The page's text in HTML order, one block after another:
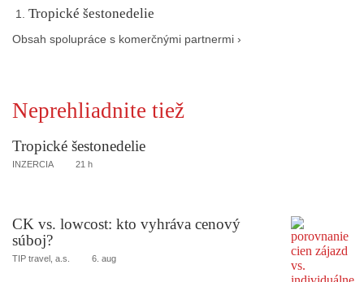
Tropické šestonedelie
Obsah spolupráce s komerčnými partnermi ›
Neprehliadnite tiež
Tropické šestonedelie
INZERCIA 21 h
CK vs. lowcost: kto vyhráva cenový
súboj?
TIP travel, a.s. 6. aug